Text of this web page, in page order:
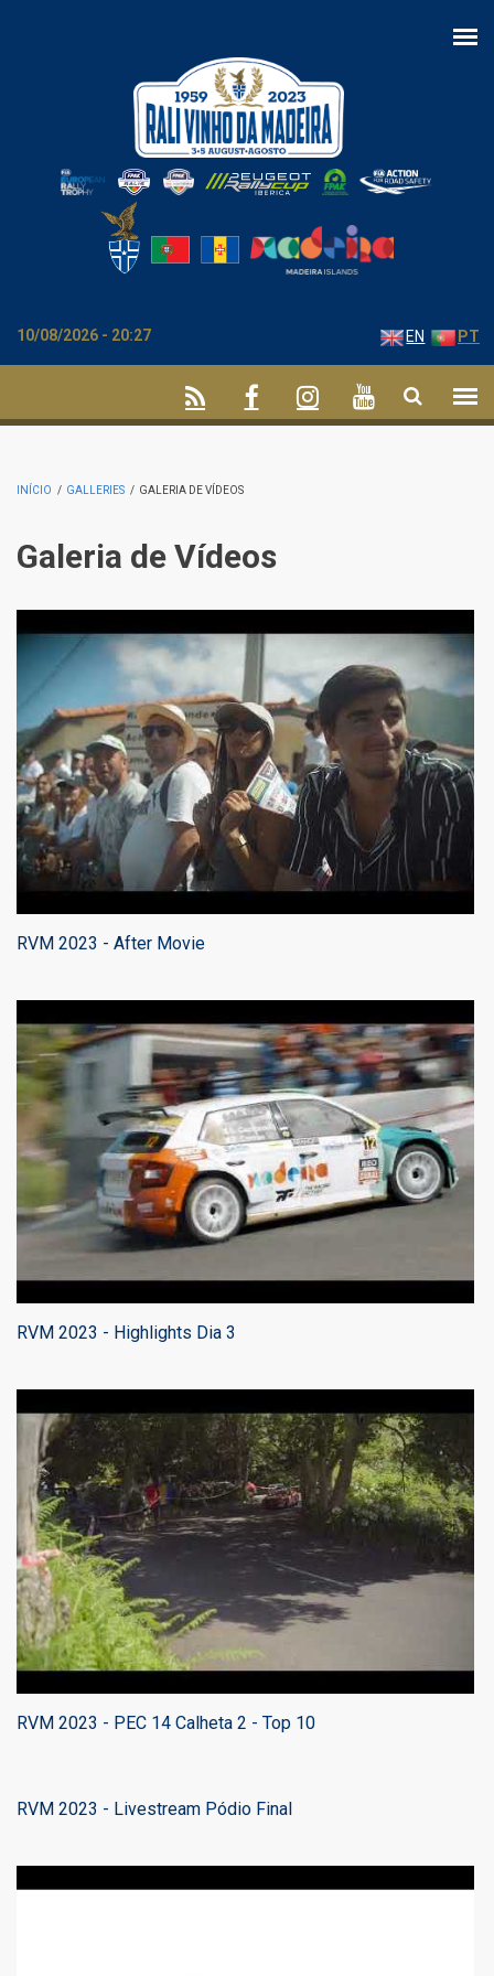
10/08/2026 - 20:27 EN PT
INÍCIO / GALLERIES / GALERIA DE VÍDEOS
Galeria de Vídeos
RVM 2023 - After Movie
RVM 2023 - Highlights Dia 3
RVM 2023 - PEC 14 Calheta 2 - Top 10
RVM 2023 - Livestream Pódio Final